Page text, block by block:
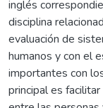
inglés
disciplina
evaluación de
humanos y con el
importantes con
principal es